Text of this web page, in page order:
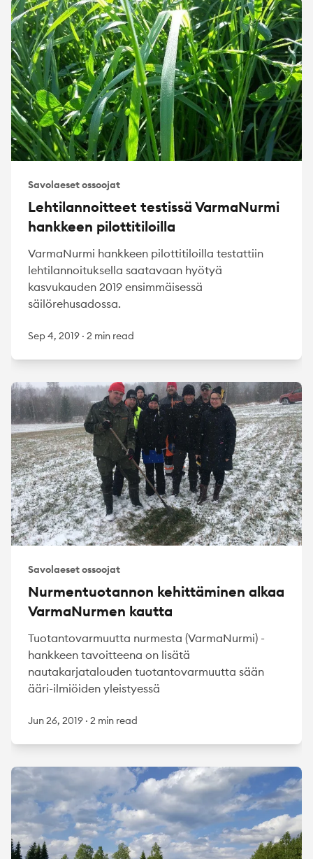
Savolaeset ossoojat
Lehtilannoitteet testissä VarmaNurmi
hankkeen pilottitiloilla
VarmaNurmi hankkeen pilottitiloilla testattiin
lehtilannoituksella saatavaan hyötyä
kasvukauden 2019 ensimmäisessä
säilörehusadossa.
Sep 4, 2019 · 2 min read
Savolaeset ossoojat
Nurmentuotannon kehittäminen alkaa
VarmaNurmen kautta
Tuotantovarmuutta nurmesta (VarmaNurmi) -
hankkeen tavoitteena on lisätä
nautakarjatalouden tuotantovarmuutta sään
ääri-ilmiöiden yleistyessä
Jun 26, 2019 · 2 min read